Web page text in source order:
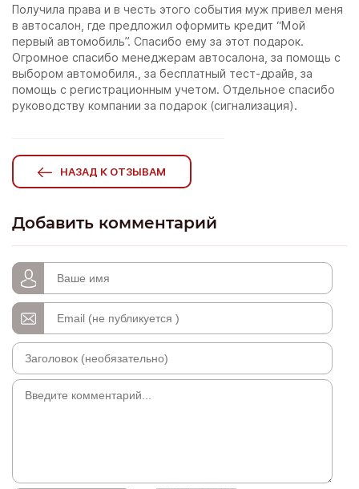
Получила права и в честь этого события муж привел меня
в автосалон, где предложил оформить кредит “Мой
первый автомобиль”. Спасибо ему за этот подарок.
Огромное спасибо менеджерам автосалона, за помощь с
выбором автомобиля., за бесплатный тест-драйв, за
помощь с регистрационным учетом. Отдельное спасибо
руководству компании за подарок (сигнализация).
НАЗАД К ОТЗЫВАМ
Добавить комментарий